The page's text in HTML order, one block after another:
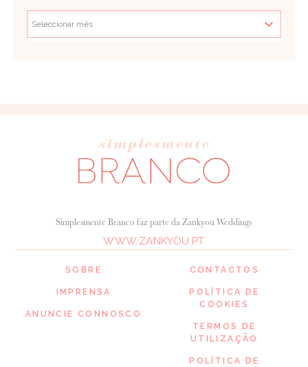
SOBRE
IMPRENSA
ANUNCIE CONNOSCO
Simplesmente Branco faz parte da Zankyou Weddings
WWW.ZANKYOU.PT
CONTACTOS
POLÍTICA DE
COOKIES
TERMOS DE
UTILIZAÇÃO
POLÍTICA DE